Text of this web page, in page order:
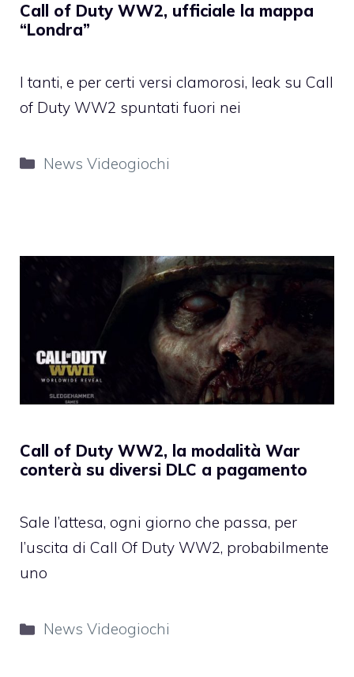
Call of Duty WW2, ufficiale la mappa
“Londra”
I tanti, e per certi versi clamorosi, leak su Call
of Duty WW2 spuntati fuori nei
Categorie
News Videogiochi
Call of Duty WW2, la modalità War
conterà su diversi DLC a pagamento
Sale l’attesa, ogni giorno che passa, per
l’uscita di Call Of Duty WW2, probabilmente
uno
Categorie
News Videogiochi